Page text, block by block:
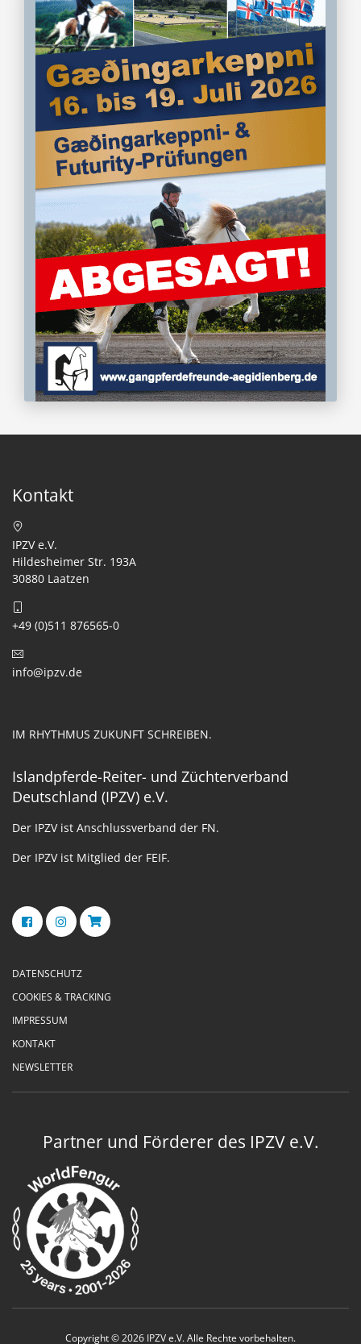
Kontakt
IPZV e.V.
Hildesheimer Str. 193A
30880 Laatzen
+49 (0)511 876565-0
info@ipzv.de
IM RHYTHMUS ZUKUNFT SCHREIBEN.
Islandpferde-Reiter- und Züchterverband
Deutschland (IPZV) e.V.
Der IPZV ist Anschlussverband der FN.
Der IPZV ist Mitglied der FEIF.
DATENSCHUTZ
COOKIES & TRACKING
IMPRESSUM
KONTAKT
NEWSLETTER
Partner und Förderer des IPZV e.V.
Copyright © 2026 IPZV e.V. Alle Rechte vorbehalten.